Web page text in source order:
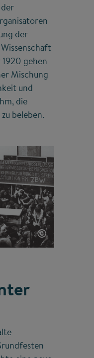
der
gehen
Mischung
und
die
beleben.
©